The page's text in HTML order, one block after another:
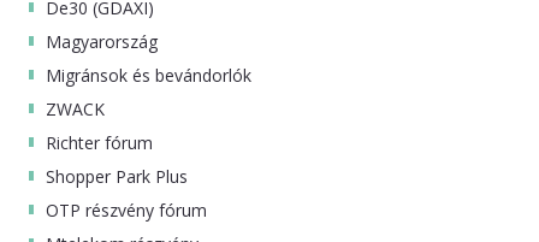
De30 (GDAXI)
Magyarország
Migránsok és bevándorlók
ZWACK
Richter fórum
Shopper Park Plus
OTP részvény fórum